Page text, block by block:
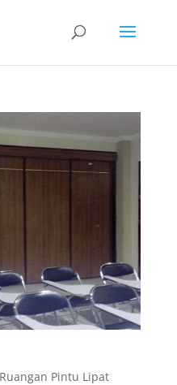
Pintu Lipat